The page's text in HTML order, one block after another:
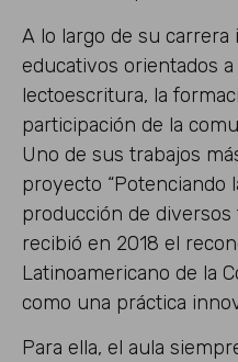
A lo largo de su
educativos orientados
lectoescritura, la
participación de la
Uno de sus trabajos
proyecto “Potenciando
producción de diversos
recibió en 2018 el
Latinoamericano de la
como una práctica
Para ella, el aula